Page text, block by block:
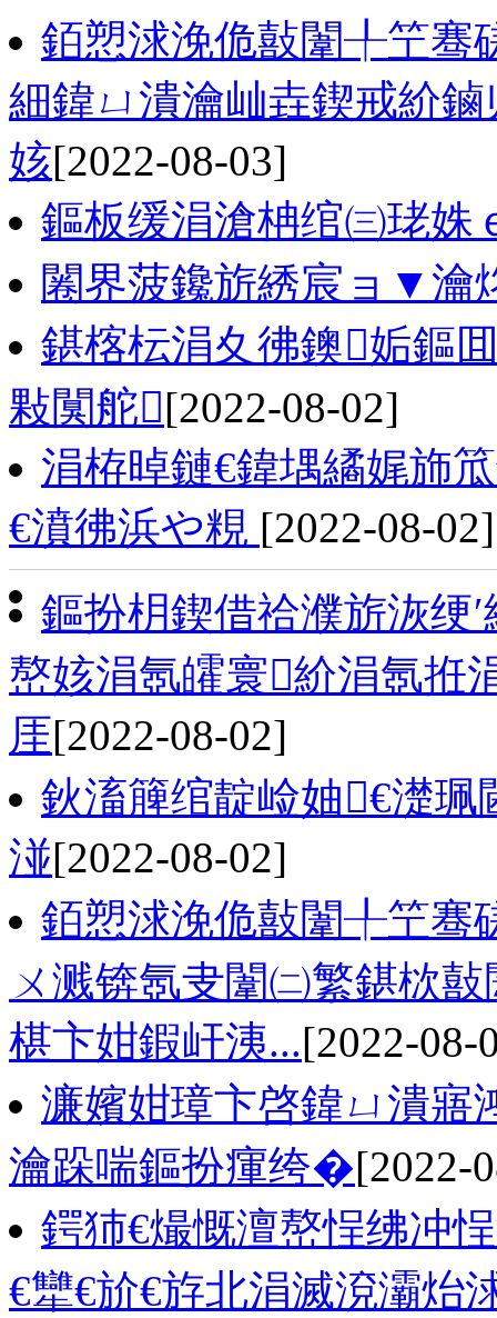
銆愬浗浼佹敼闈╀笁骞
細鍏ㄩ潰瀹屾垚鍥戒紒
姟[2022-08-03]
鏂板缓涓滄柟绾㈢珯姝
闂界菠鑱旂綉宸ョ▼瀹
鍖楁枟涓夊彿鐭姤鏂
敤闃舵[2022-08-02]
涓栫晫鏈€鍏堣繘娓斾
€濆彿浜や粯 [2022-08-02]
鏂扮枂鍥借祫濮旂洃绠
嶅姟涓氬皬寰紒涓氬拰
厓[2022-08-02]
鈥滀簲绾靛崄妯€濋
湴[2022-08-02]
銆愬浗浼佹敼闈╀笁骞
ㄨ溅锛氬叏闈㈡繁鍖栨
椹卞姏鍜屽洟...[2022-08-
濂嬪姏璋卞啓鍏ㄩ潰寤
瀹跺喘鏂扮瘒绔�[2022-
鍔犻€熶慨澶嶅悜绋冲
€犫€斺€斿北涓滅渷灞炲